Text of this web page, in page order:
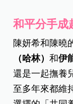
和平分手成
陳妍希和陳曉
（哈林）和伊
還是一起撫養
至多年來都維